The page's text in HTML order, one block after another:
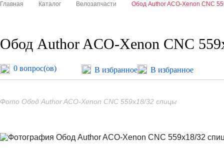
Главная Каталог Велозапчасти Обод Author ACO-Xenon CNC
Обод Author ACO-Xenon CNC
0 вопрос(ов) В избранное В избранное
Фото Обод Author ACO-Xenon CNC 559x18/32 спицы